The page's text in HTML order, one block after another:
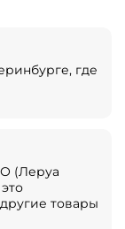
где
(Леруа
товары